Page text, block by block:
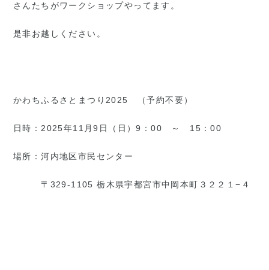
さんたちがワークショップやってます。
是非お越しください。
かわちふるさとまつり2025 （予約不要）
日時：2025年11月9日（日）9：00 ～ 15：00
場所：河内地区市民センター
〒329-1105 栃木県宇都宮市中岡本町３２２１−４